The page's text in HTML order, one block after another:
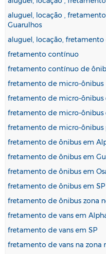
aluguel, locação ,
Guarulhos
aluguel, locação,
fretamento contínuo
fretamento contínuo de
fretamento de micro-ônibus
fretamento de micro-ônibus
fretamento de micro-ônibus
fretamento de micro-ônibus
fretamento de ônibus em
fretamento de ônibus em
fretamento de ônibus em
fretamento de ônibus em SP
fretamento de ônibus zona
fretamento de vans em
fretamento de vans em SP
fretamento de vans na zona